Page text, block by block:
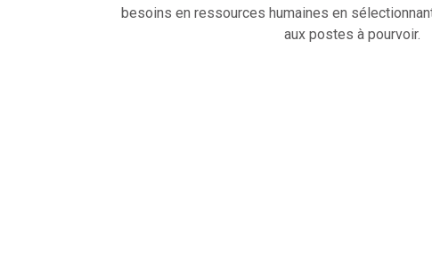
besoins en ressources humaines en
aux postes à pourvoir.